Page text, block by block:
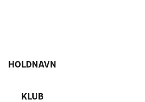
HOLDNAVN
KLUB